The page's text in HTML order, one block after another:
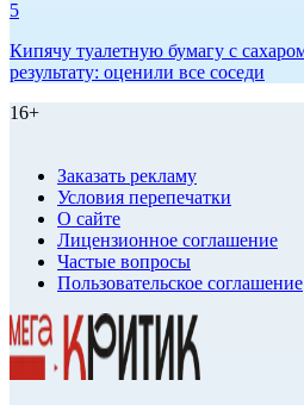
5
Кипячу туалетную бумагу с
результату: оценили все соседи
16+
Заказать рекламу
Условия перепечатки
О сайте
Лицензионное соглашение
Частые вопросы
Пользовательское соглашение